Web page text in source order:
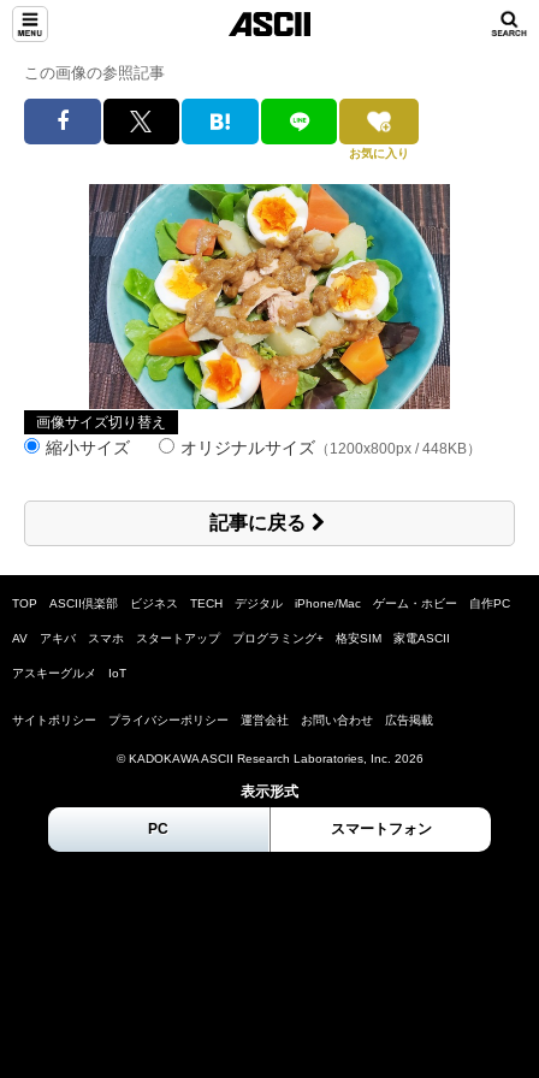
この画像の参照記事
お気に入り
画像サイズ切り替え
縮小サイズ オリジナルサイズ （1200x800px / 448KB）
記事に戻る
TOP ASCII倶楽部 ビジネス TECH デジタル iPhone/Mac ゲーム・ホビー 自作PC
AV アキバ スマホ スタートアップ プログラミング+ 格安SIM 家電ASCII
アスキーグルメ IoT
サイトポリシー プライバシーポリシー 運営会社 お問い合わせ 広告掲載
© KADOKAWA ASCII Research Laboratories, Inc. 2026
表示形式
PC スマートフォン